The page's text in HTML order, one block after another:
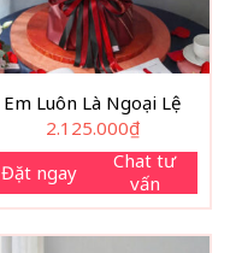
Em Luôn Là Ngoại Lệ
2.125.000₫
Đặt ngay
Chat tư
vấn